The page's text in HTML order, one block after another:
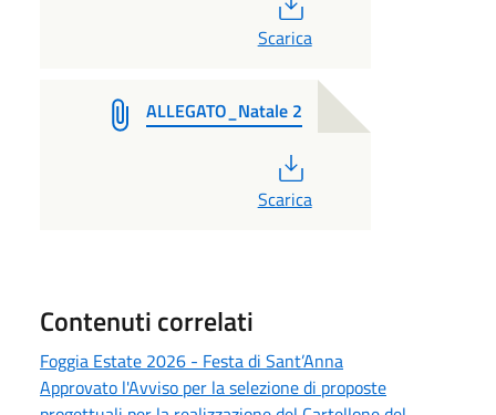
Scarica
ALLEGATO_Natale 2
Scarica
Contenuti correlati
Foggia Estate 2026 - Festa di Sant’Anna
Approvato l'Avviso per la selezione di proposte